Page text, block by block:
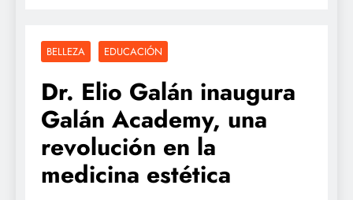
BELLEZA EDUCACIÓN
Dr. Elio Galán inaugura
Galán Academy, una
revolución en la
medicina estética